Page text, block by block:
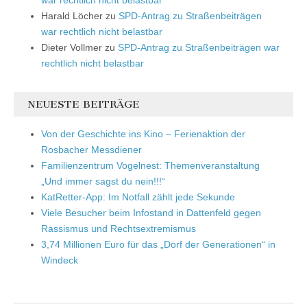
Harald Löcher zu SPD-Antrag zu Straßenbeiträgen
war rechtlich nicht belastbar
Dieter Vollmer zu SPD-Antrag zu Straßenbeiträgen war
rechtlich nicht belastbar
NEUESTE BEITRÄGE
Von der Geschichte ins Kino – Ferienaktion der
Rosbacher Messdiener
Familienzentrum Vogelnest: Themenveranstaltung
„Und immer sagst du nein!!!“
KatRetter-App: Im Notfall zählt jede Sekunde
Viele Besucher beim Infostand in Dattenfeld gegen
Rassismus und Rechtsextremismus
3,74 Millionen Euro für das „Dorf der Generationen“ in
Windeck